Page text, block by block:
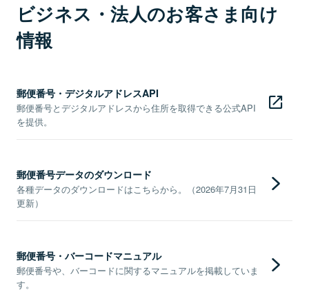
ビジネス・法人のお客さま向け
情報
郵便番号・デジタルアドレスAPI
郵便番号とデジタルアドレスから住所を取得できる公式API
を提供。
郵便番号データのダウンロード
各種データのダウンロードはこちらから。（2026年7月31日
更新）
郵便番号・バーコードマニュアル
郵便番号や、バーコードに関するマニュアルを掲載していま
す。